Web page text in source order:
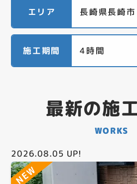
エリア 長崎県長崎市
施工期間 4時間
最新の施
WORKS
2026.08.05 UP!